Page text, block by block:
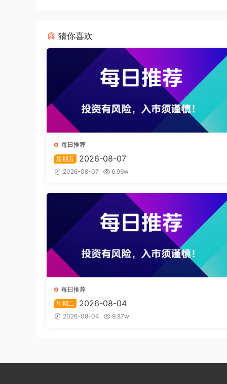
猜你喜欢
每日推荐
星期五
2026-08-07
2026-08-07 6.99w
每日推荐
星期二
2026-08-04
2026-08-04 9.87w